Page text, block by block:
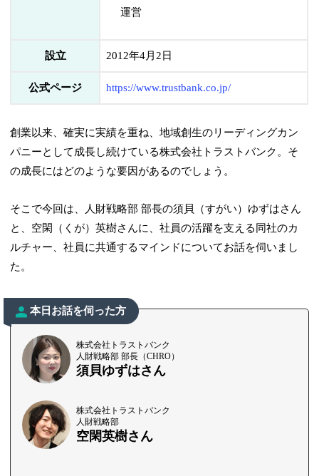
運営
設立 2012年4月2日
公式ページ https://www.trustbank.co.jp/
創業以来、確実に実績を重ね、地域創生のリーディングカン
パニーとして成長し続けている株式会社トラストバンク。そ
の成長にはどのような要因があるのでしょう。
そこで今回は、人財戦略部 部長の須貝（すがい）ゆずはさん
と、空閑（くが）英樹さんに、社員の活躍を支える同社のカ
ルチャー、社員に共通するマインドについてお話を伺いまし
た。
本日お話を伺った方
株式会社トラストバンク
人財戦略部 部長（CHRO）
須貝ゆずはさん
株式会社トラストバンク
人財戦略部
空閑英樹さん